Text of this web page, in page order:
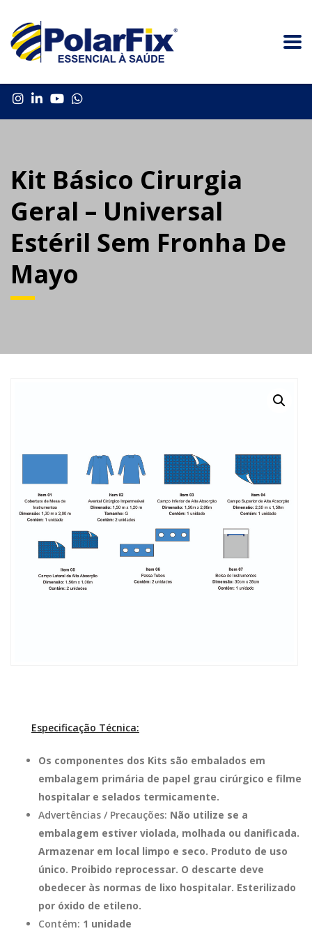
Kit Básico Cirurgia
Geral – Universal
Estéril Sem Fronha De
Mayo
Especificação Técnica:
Os componentes dos Kits são embalados em
embalagem primária de papel grau cirúrgico e filme
hospitalar e selados termicamente.
Advertências / Precauções: Não utilize se a
embalagem estiver violada, molhada ou danificada.
Armazenar em local limpo e seco. Produto de uso
único. Proibido reprocessar. O descarte deve
obedecer às normas de lixo hospitalar. Esterilizado
por óxido de etileno.
Contém: 1 unidade